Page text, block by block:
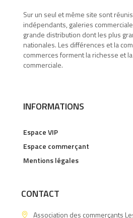
Sur un seul et même site sont
indépendants, galeries
grande distribution dont les plus
nationales. Les différences et la
commerces forment la richesse et
commerciale.
INFORMATIONS
Espace VIP
Espace commerçant
Mentions légales
CONTACT
Association des commerçants